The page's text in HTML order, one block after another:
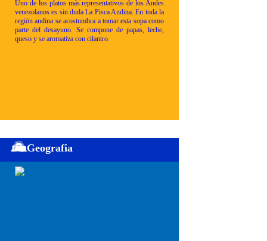
Uno de los platos más representativos de los Andes
venezolanos es sin duda La Pisca Andina. En toda la
región andina se acostumbra a tomar esta sopa como
parte del desayuno. Se compone de papas, leche,
queso y se aromatiza con cilantro.
Geografia